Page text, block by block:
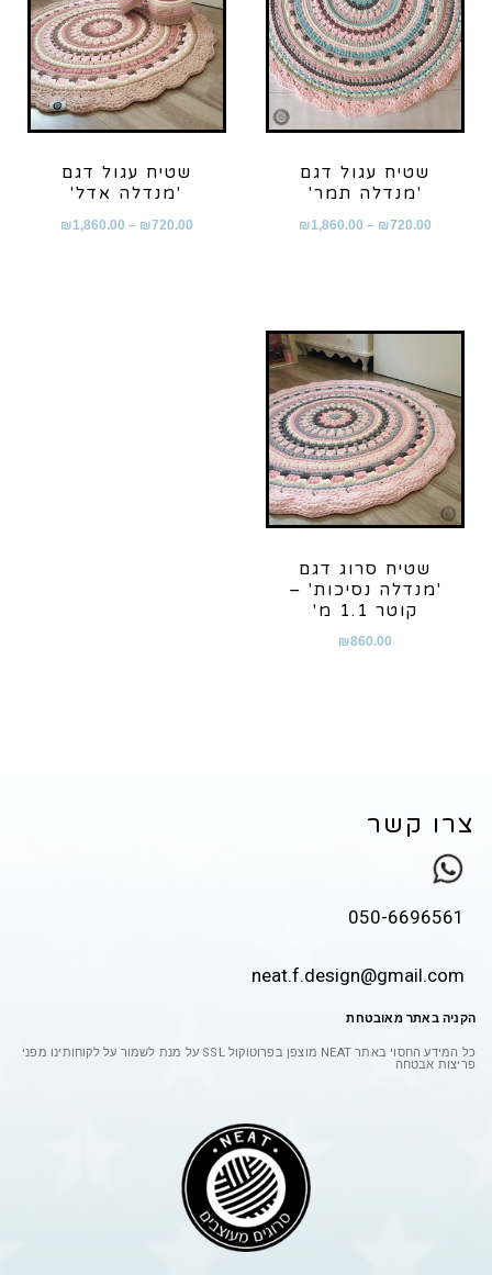
שטיח עגול דגם
'מנדלה תמר'
₪720.00
–
₪1,860.00
שטיח עגול דגם
'מנדלה אדל'
₪720.00
–
₪1,860.00
שטיח סרוג דגם
'מנדלה נסיכות' –
קוטר 1.1 מ'
₪860.00
צרו קשר
050-6696561
neat.f.design@gmail.com
הקניה באתר מאובטחת
כל המידע החסוי באתר NEATמוצפן בפרוטוקול SSL על מנת לשמור על לקוחותינו מפני
פריצות אבטחה